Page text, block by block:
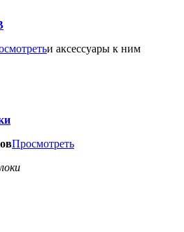
и аксессуары к ним
Просмотреть